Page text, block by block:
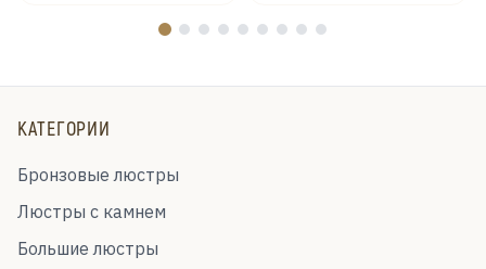
КАТЕГОРИИ
Бронзовые люстры
Люстры с камнем
Большие люстры